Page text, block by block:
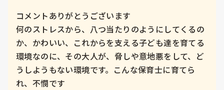
コメントありがとうございます
何のストレスから、八つ当たりのようにしてくるの
か、かわいい、これからを支える子ども達を育てる
環境なのに、その大人が、脅しや意地悪をして、ど
うしようもない環境です。こんな保育士に育てら
れ、不憫です